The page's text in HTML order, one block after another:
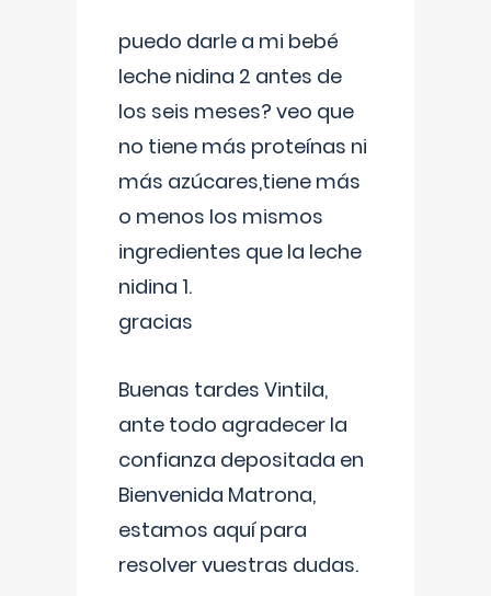
puedo darle a mi bebé
leche nidina 2 antes de
los seis meses? veo que
no tiene más proteínas ni
más azúcares,tiene más
o menos los mismos
ingredientes que la leche
nidina 1.
gracias
Buenas tardes Vintila,
ante todo agradecer la
confianza depositada en
Bienvenida Matrona,
estamos aquí para
resolver vuestras dudas.